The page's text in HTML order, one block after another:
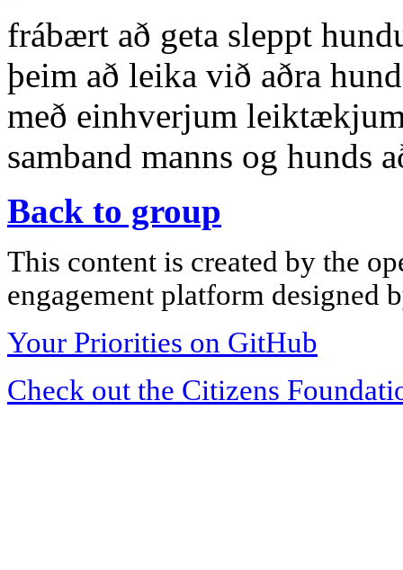
frábært að geta sleppt
þeim að leika við aðra
með einhverjum
samband manns og hunds
Back to group
This content is created by the
engagement platform designed
Your Priorities on GitHub
Check out the Citizens